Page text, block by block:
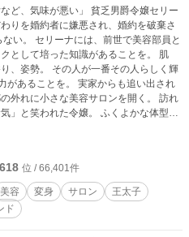
が悪い」 貧乏男爵令嬢セリー
りを婚約者に嫌悪され、婚約を破棄さ
として培った知識があることを。 肌
、姿勢。 その人が一番その人らしく輝
。 実家からも追い出され
れに小さな美容サロンを開く。 訪れ
」と笑われた令嬢。 ふくよかな体型を
令嬢。 日焼けした肌を「女らしくな
彼女たちを、男を
の輝きに。 丸みは
焼けした肌は、太陽の下で生きてきた
ための変身だ。 やがてその噂
女、勇者にまで届き―― 王都の「美の
位 / 66,401件
美容 変身 サロン
王太子
ド